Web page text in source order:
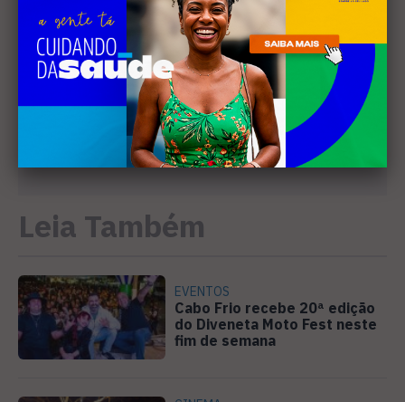
Leia Também
EVENTOS
Cabo Frio recebe 20ª edição
do Diveneta Moto Fest neste
fim de semana